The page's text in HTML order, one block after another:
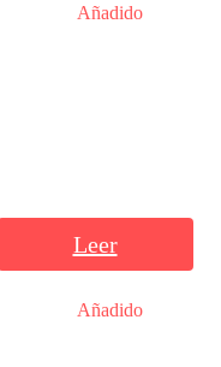
Añadido
Leer
Añadido